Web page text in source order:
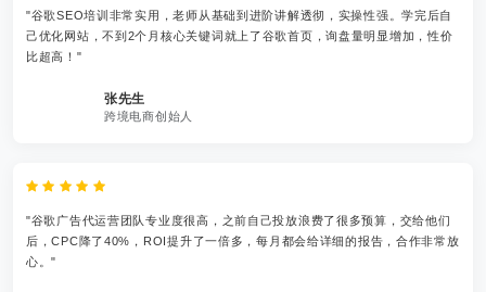
"谷歌SEO培训非常实用，老师从基础到进阶讲解透彻，实操性强。学完后自
己优化网站，不到2个月核心关键词就上了谷歌首页，询盘量明显增加，性价
比超高！"
张先生
跨境电商创始人
"谷歌广告代运营团队专业度很高，之前自己投放浪费了很多预算，交给他们
后，CPC降了40%，ROI提升了一倍多，每月都会给详细的报告，合作非常放
心。"